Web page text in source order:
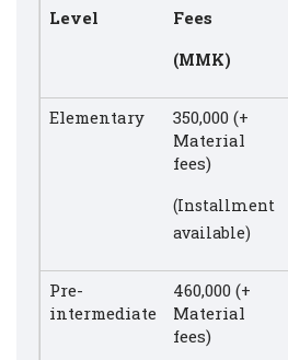
Level Fees
(MMK)
Elementary
350,000 (+
Material
fees)
(Installment
available)
Pre-
intermediate
460,000 (+
Material
fees)